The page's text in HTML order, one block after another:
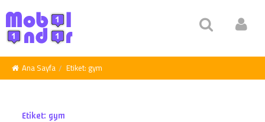
Ana Sayfa Etiket: gym
Etiket: gym